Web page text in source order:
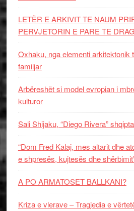
LETËR E ARKIVIT TE NAUM
PERVJETORIN E PARE TE
Oxhaku, nga elementi arkitektonik
familjar
Arbëreshët si model evropian i
kulturor
Sali Shijaku, “Diego Rivera”
“Dom Fred Kalaj, mes altarit dhe
e shpresës, kujtesës dhe
A PO ARMATOSET BALLKANI?
Kriza e vlerave – Tragjedia e